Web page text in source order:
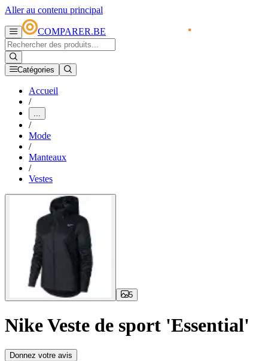
Aller au contenu principal
COMPARER.BE
Catégories
Accueil
/
...
/
Mode
/
Manteaux
/
Vestes
5
Nike Veste de sport 'Essential'
Donnez votre avis